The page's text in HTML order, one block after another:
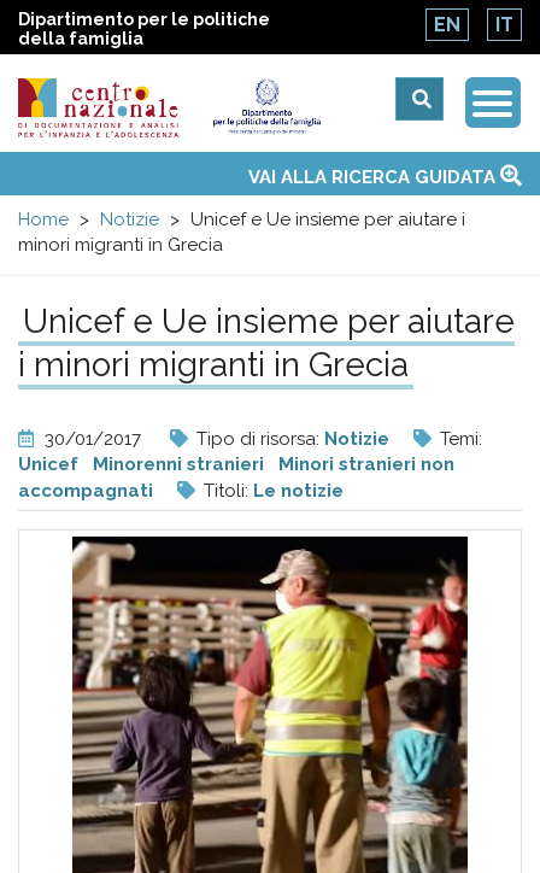
Dipartimento per le politiche
della famiglia
EN IT
Centro
nazionale
di
Documentazione
e
analisi
pr
l'infanzia
l'adolescenza
menu
Temi
Attività
Convenzione ONUVAI ALLA RICERCA GUIDATA
Home
Notizie
Unicef e Ue insieme per aiutare i
minori migranti in Grecia
Unicef e Ue insieme per aiutare
i minori migranti in Grecia
30/01/2017 Tipo di risorsa: Notizie
Temi:
Unicef
Minorenni stranieri
Minori stranieri non
accompagnati
Titoli: Le notizie